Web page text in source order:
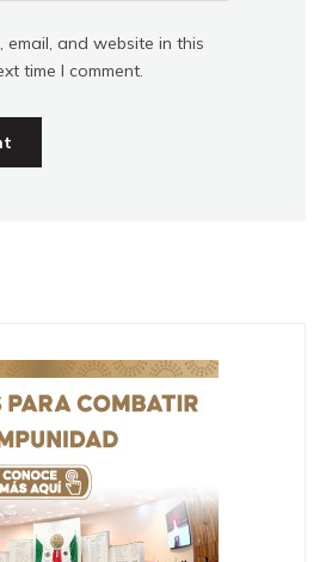
email, and website in this
time I comment.